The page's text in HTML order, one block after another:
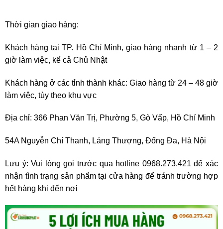
Thời gian giao hàng:
Khách hàng tại TP. Hồ Chí Minh, giao hàng nhanh từ 1 – 2
giờ làm việc, kể cả Chủ Nhật
Khách hàng ở các tỉnh thành khác: Giao hàng từ 24 – 48 giờ
làm việc, tùy theo khu vực
Địa chỉ: 366 Phan Văn Trị, Phường 5, Gò Vấp, Hồ Chí Minh
54A Nguyễn Chí Thanh, Láng Thượng, Đống Đa, Hà Nội
Lưu ý: Vui lòng gọi trước qua hotline 0968.273.421 để xác
nhận tình trạng sản phẩm tại cửa hàng để tránh trường hợp
hết hàng khi đến nơi